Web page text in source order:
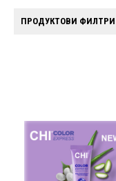
ПРОДУКТОВИ ФИЛТРИ